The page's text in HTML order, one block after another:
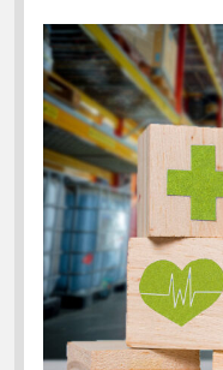
Lees
meer
over
EHBO
onderweg:
als
chauffeur
ben
jij
vaak
de
eerste